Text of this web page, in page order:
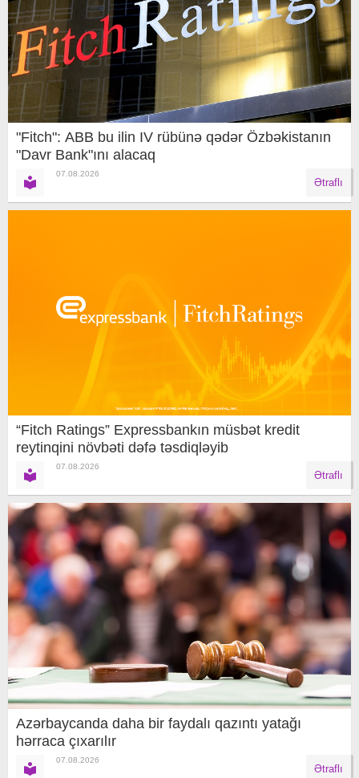
"Fitch": ABB bu ilin IV rübünə qədər Özbəkistanın
"Davr Bank"ını alacaq
07.08.2026
Ətraflı
“Fitch Ratings” Expressbankın müsbət kredit
reytinqini növbəti dəfə təsdiqləyib
07.08.2026
Ətraflı
Azərbaycanda daha bir faydalı qazıntı yatağı
hərraca çıxarılır
07.08.2026
Ətraflı